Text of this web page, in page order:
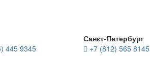
445 9345
Санкт-Петербург
+7 (812) 565 8145